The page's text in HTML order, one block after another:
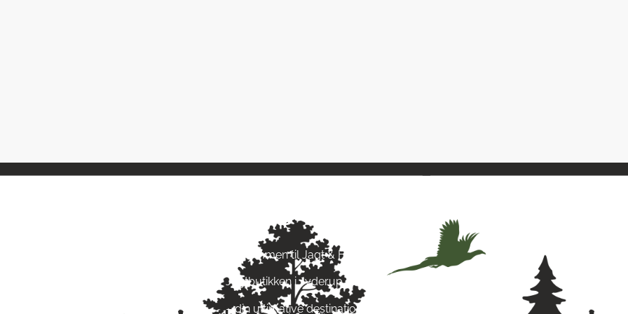
Om Jagt & Hund
Velkommen til Jagt & Hund
Jagtbutikken i Jyderup
– din ultimative destination for alt, hvad du